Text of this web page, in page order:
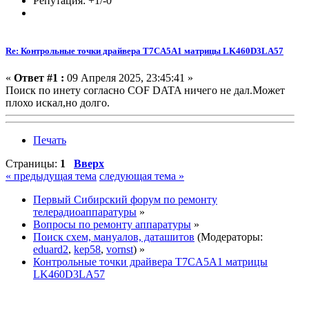
Re: Контрольные точки драйвера T7CA5A1 матрицы LK460D3LA57
« Ответ #1 : 09 Апреля 2025, 23:45:41 »
Поиск по инету согласно COF DATA ничего не дал.Может
плохо искал,но долго.
Печать
Страницы: 1
Вверх
« предыдущая тема следующая тема »
Первый Сибирский форум по ремонту
телерадиоаппаратуры »
Вопросы по ремонту аппаратуры »
Поиск схем, мануалов, даташитов (Модераторы:
eduard2, kep58, vornst) »
Контрольные точки драйвера T7CA5A1 матрицы
LK460D3LA57